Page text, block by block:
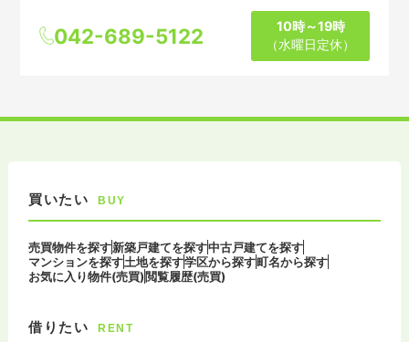
042-689-5122
10時～19時
（水曜日定休）
買いたい BUY
売買物件を探す新築戸建てを探す中古戸建てを探す
マンションを探す土地を探す学区から探す町名から探す
お気に入り物件(売買)閲覧履歴(売買)
借りたい RENT